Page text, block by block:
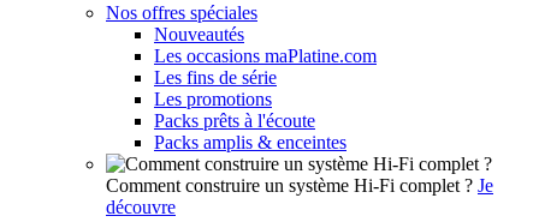
Nos offres spéciales
Nouveautés
Les occasions maPlatine.com
Les fins de série
Les promotions
Packs prêts à l'écoute
Packs amplis & enceintes
Comment construire un système Hi-Fi complet ? Je
découvre